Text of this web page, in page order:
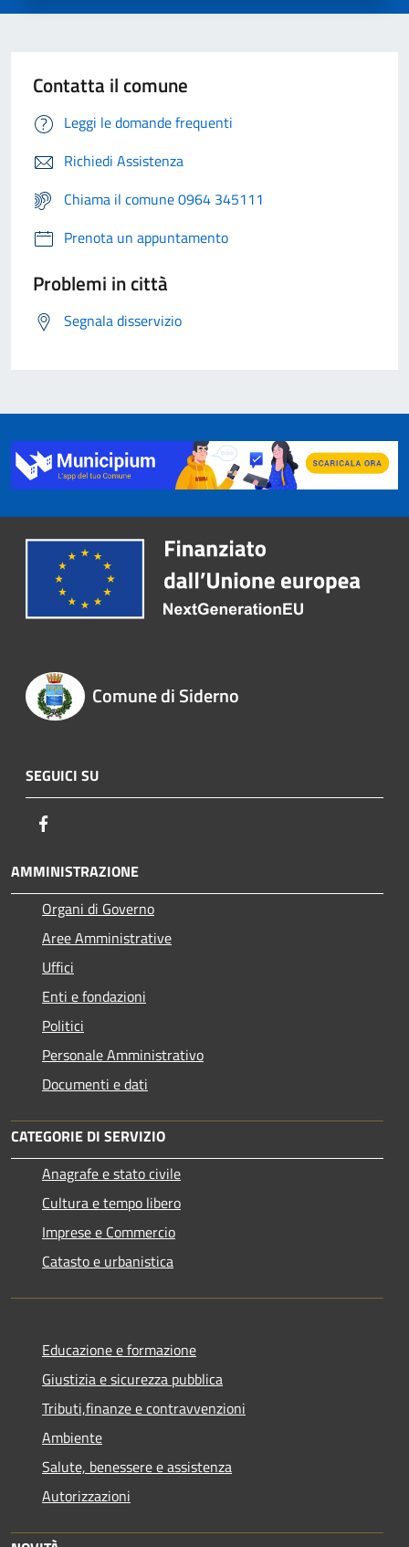
Contatta il comune
Leggi le domande frequenti
Richiedi Assistenza
Chiama il comune 0964 345111
Prenota un appuntamento
Problemi in città
Segnala disservizio
Comune di Siderno
SEGUICI SU
AMMINISTRAZIONE
Organi di Governo
Aree Amministrative
Uffici
Enti e fondazioni
Politici
Personale Amministrativo
Documenti e dati
CATEGORIE DI SERVIZIO
Anagrafe e stato civile
Cultura e tempo libero
Imprese e Commercio
Catasto e urbanistica
Educazione e formazione
Giustizia e sicurezza pubblica
Tributi,finanze e contravvenzioni
Ambiente
Salute, benessere e assistenza
Autorizzazioni